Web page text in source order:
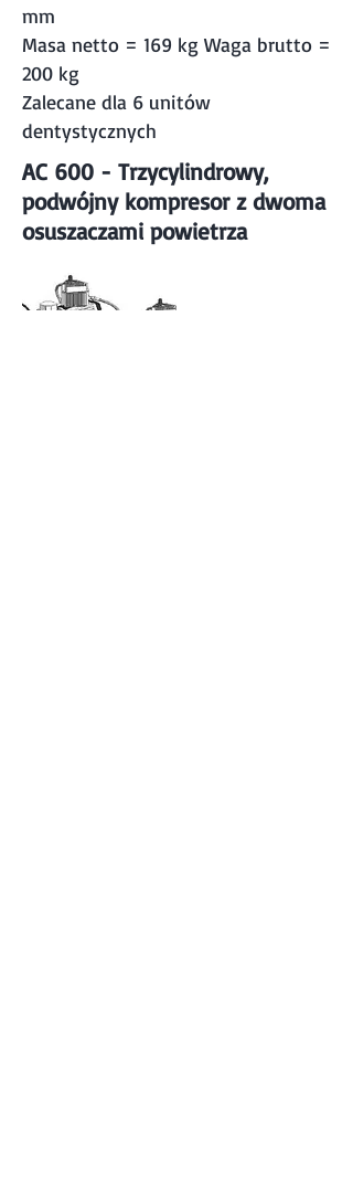
mm
Masa netto = 169 kg Waga brutto =
200 kg
Zalecane dla 6 unitów
dentystycznych
AC 600 - Trzycylindrowy,
podwójny kompresor z dwoma
osuszaczami powietrza